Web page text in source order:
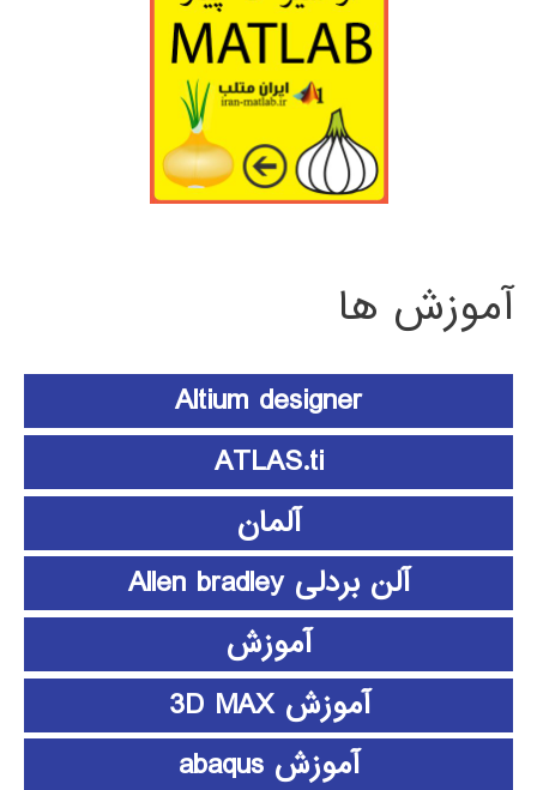
آموزش ها
Altium designer
ATLAS.ti
آلمان
آلن بردلی Allen bradley
آموزش
آموزش 3D MAX
آموزش abaqus